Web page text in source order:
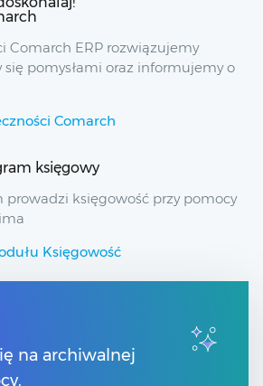
Comarch ERP rozwiązujemy
pomysłami oraz informujemy o
Comarch
księgowy
księgowość przy pomocy
Księgowość
Betterfly
na archiwalnej